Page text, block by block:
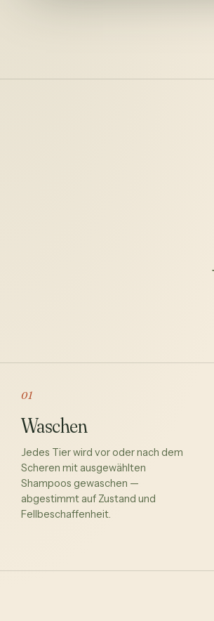
01
Waschen
Jedes Tier wird vor oder nach dem
Scheren mit ausgewählten
Shampoos gewaschen —
abgestimmt auf Zustand und
Fellbeschaffenheit.